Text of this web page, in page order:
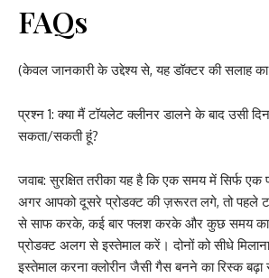
FAQs
(केवल जानकारी के उद्देश्य से, यह डॉक्टर की सलाह
प्रश्न 1: क्या मैं टॉयलेट क्लीनर डालने के बाद उसी
सकता/सकती हूं?
जवाब: सुरक्षित तरीका यह है कि एक समय में सिर्फ
अगर आपको दूसरे प्रोडक्ट की ज़रूरत लगे, तो पहले
से साफ करके, कई बार फ्लश करके और कुछ समय का
प्रोडक्ट अलग से इस्तेमाल करें। दोनों को सीधे
इस्तेमाल करना क्लोरीन जैसी गैस बनने का रिस्क